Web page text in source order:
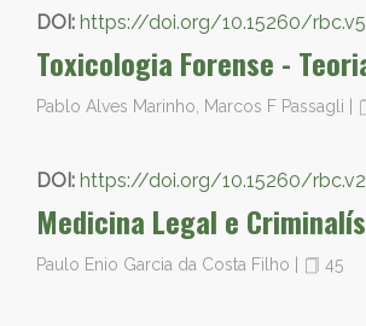
DOI: https://doi.org/10.15260/
Toxicologia Forense -
Pablo Alves Marinho, Marcos F Passagli
DOI: https://doi.org/10.15260/
Medicina Legal e
Paulo Enio Garcia da Costa Filho 45